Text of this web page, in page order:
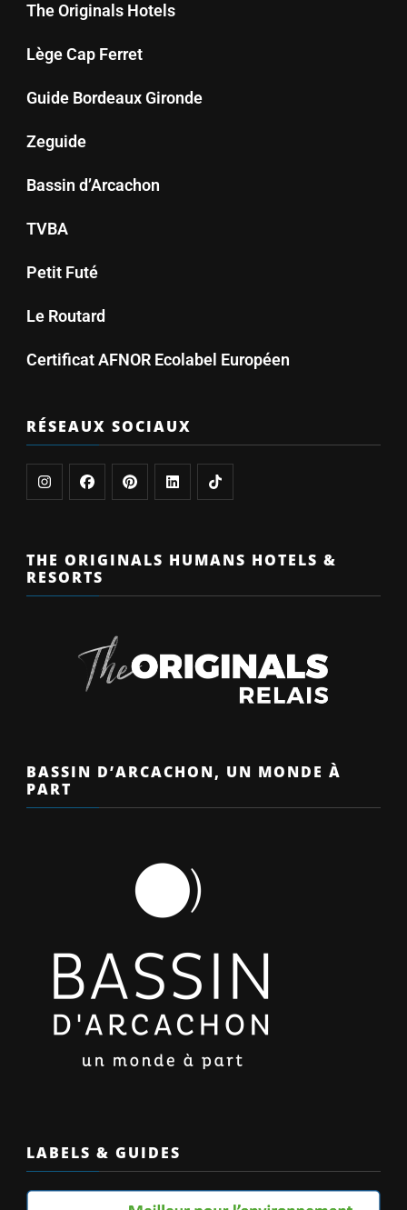
The Originals Hotels
Lège Cap Ferret
Guide Bordeaux Gironde
Zeguide
Bassin d’Arcachon
TVBA
Petit Futé
Le Routard
Certificat AFNOR Ecolabel Européen
RÉSEAUX SOCIAUX
THE ORIGINALS HUMANS HOTELS &
RESORTS
BASSIN D’ARCACHON, UN MONDE À
PART
LABELS & GUIDES